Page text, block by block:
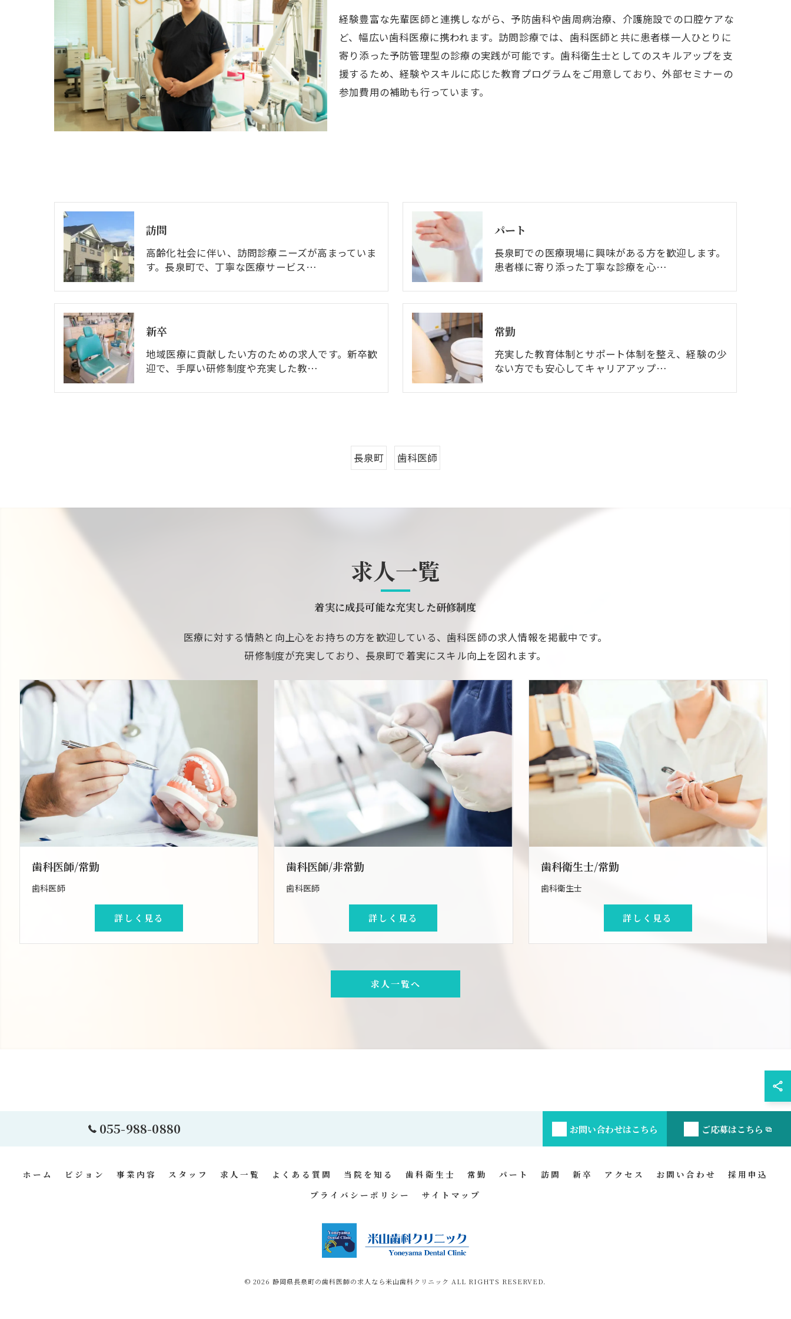
経験豊富な先輩医師と連携しながら、予防歯科や歯周病治療、介護施設での口腔ケアな
ど、幅広い歯科医療に携われます。訪問診療では、歯科医師と共に患者様一人ひとりに
寄り添った予防管理型の診療の実践が可能です。歯科衛生士としてのスキルアップを支
援するため、経験やスキルに応じた教育プログラムをご用意しており、外部セミナーの
参加費用の補助も行っています。
訪問
高齢化社会に伴い、訪問診療ニーズが高まっていま
す。長泉町で、丁寧な医療サービス…
パート
長泉町での医療現場に興味がある方を歓迎します。
患者様に寄り添った丁寧な診療を心…
新卒
地域医療に貢献したい方のための求人です。新卒歓
迎で、手厚い研修制度や充実した教…
常勤
充実した教育体制とサポート体制を整え、経験の少
ない方でも安心してキャリアアップ…
長泉町 歯科医師
求人一覧
着実に成長可能な充実した研修制度
医療に対する情熱と向上心をお持ちの方を歓迎している、歯科医師の求人情報を掲載中です。
研修制度が充実しており、長泉町で着実にスキル向上を図れます。
歯科医師/常勤
歯科医師
詳しく見る
歯科医師/非常勤
歯科医師
詳しく見る
歯科衛生士/常勤
歯科衛生士
詳しく見る
求人一覧へ
055-988-0880 お問い合わせはこちら ご応募はこちら
ホーム ビジョン 事業内容 スタッフ 求人一覧 よくある質問 当院を知る 歯科衛生士 常勤 パート 訪問 新卒 アクセス お問い合わせ
採用申込
プライバシーポリシー
サイトマップ
© 2026 静岡県長泉町の歯科医師の求人なら米山歯科クリニック ALL RIGHTS RESERVED.